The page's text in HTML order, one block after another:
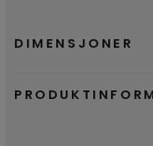
DIMENSJONER